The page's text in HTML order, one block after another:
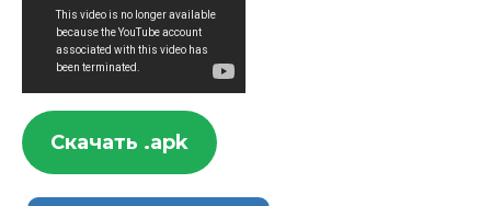
Скачать .apk